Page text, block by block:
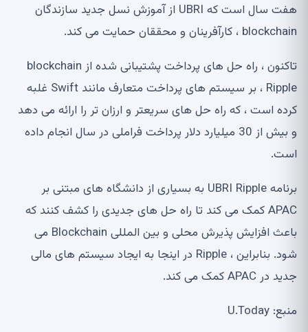
هفت سال است که UBRI از آموزش نسل جدید سازندگان
blockchain ، کارآفرینان و محققان حمایت می کند.
تاکنون ، راه حل های پرداخت پشتیبانی شده از blockchain
Ripple ، بر سیستم های پرداخت متعارف مانند Swift غلبه
کرده است ، که راه حل های سریعتر و ارزان تر را ارائه می دهد
و بیش از 30 میلیارد دلار پرداخت فراملی در سال انجام داده
است.
برنامه UBRI Ripple به بسیاری از دانشگاه های مبتنی بر
APAC کمک می کند تا راه حل های جدیدی را کشف کنند که
باعث افزایش پذیرش محلی و بین المللی Blockchain می
شود. بنابراین ، Ripple در اینجا به ایجاد سیستم های مالی
جدید در APAC کمک می کند.
منبع: U.Today